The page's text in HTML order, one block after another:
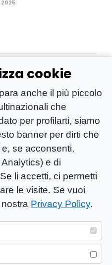
cookie
anche il più piccolo
che
per profilarti, siamo
banner per dirti che
se acconsenti,
e di
li accetti, ci permetti
le visite. Se vuoi
Privacy Policy.
è una testata
di Mastino S.R.L.
Santa Maria
del 31/01/2025 |